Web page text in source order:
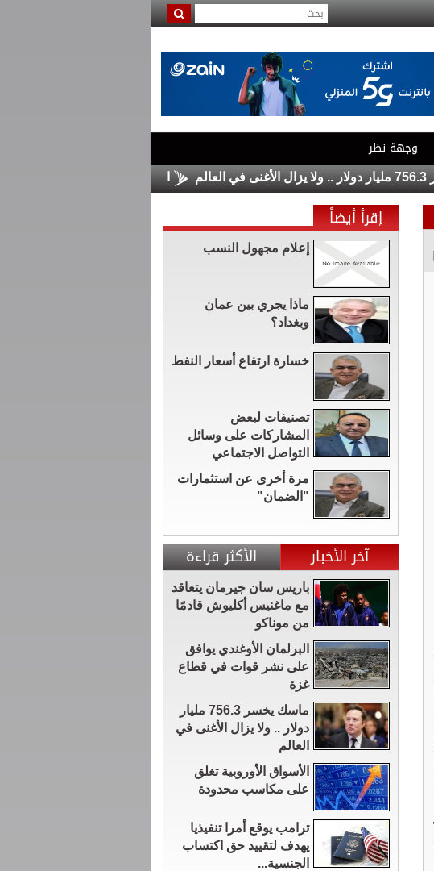
وجهة نظر
الأسواق الأوروبية تغلق على مكاسب
إقرأ أيضاً
إعلام مجهول النسب
ماذا يجري بين عمان
وبغداد؟
خسارة ارتفاع أسعار النفط
تصنيفات لبعض
المشاركات على وسائل
التواصل الاجتماعي
مرة أخرى عن استثمارات
"الضمان"
آخر الأخبار الأكثر قراءة
باريس سان جيرمان يتعاقد
مع ماغنيس أكليوش قادمًا
من موناكو
البرلمان الأوغندي يوافق
على نشر قوات في قطاع
غزة
ماسك يخسر 756.3 مليار
دولار .. ولا يزال الأغنى في
العالم
الأسواق الأوروبية تغلق
على مكاسب محدودة
ترامب يوقع أمرا تنفيذيا
يهدف لتقييد حق اكتساب
الجنسية...